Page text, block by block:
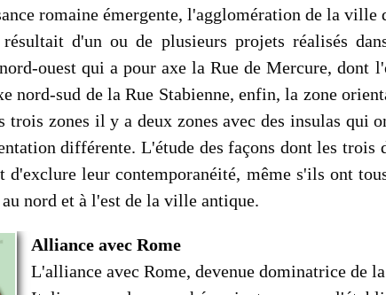
romaine émergente, l'agglomération de la
d'un ou de plusieurs projets réalisés
ouest qui a pour axe la Rue de Mercure,
nord-sud de la Rue Stabienne, enfin, la zone
trois zones il y a deux zones avec des insulas qui
différente. L'étude des façons dont les
leur contemporanéité, même s'ils ont
nord et à l'est de la ville antique.
Alliance avec Rome
L'alliance avec Rome, devenue dominatrice de